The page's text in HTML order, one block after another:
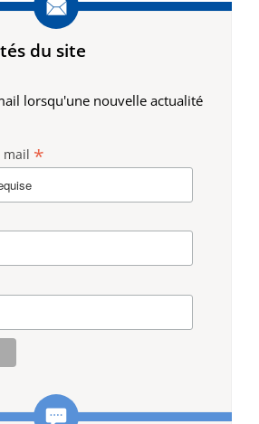
du site
lorsqu'une nouvelle actualité
mail *